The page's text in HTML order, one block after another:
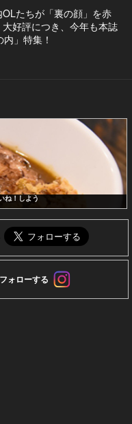
OLたちが「裏の顔」を赤
好評につき、今年も本誌
」特集！
ね！しよう
ォローする